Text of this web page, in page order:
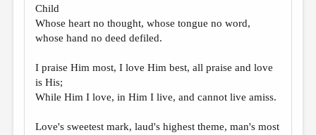
ЦИКЛЫ ПУБЛИКАЦИЙ
ТРЕДИАКОВСКИЙ
МЕДИА
ВКОНТАКТЕ
Child
Whose heart no thought, whose tongue no word,
whose hand no deed defiled.
I praise Him most, I love Him best, all praise and love
is His;
While Him I love, in Him I live, and cannot live amiss.
Love's sweetest mark, laud's highest theme, man's most